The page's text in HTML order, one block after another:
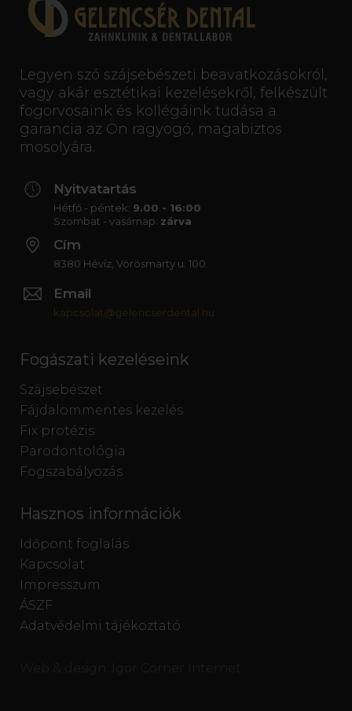
Legyen szó szájsebészeti beavatkozásokról,
vagy akár esztétikai kezelésekről, felkészült
fogorvosaink és kollégáink tudása a
garancia az Ön ragyogó, magabiztos
mosolyára.
Nyitvatartás
Hétfő - péntek: 9.00 - 16:00
Szombat - vasárnap: zárva
Cím
8380 Hévíz, Vörösmarty u. 100.
Email
kapcsolat@gelencserdental.hu
Fogászati kezeléseink
Szájsebészet
Fájdalommentes kezelés
Fix protézis
Parodontológia
Fogszabályozás
Hasznos információk
Időpont foglalás
Kapcsolat
Impresszum
ÁSZF
Adatvédelmi tájékoztató